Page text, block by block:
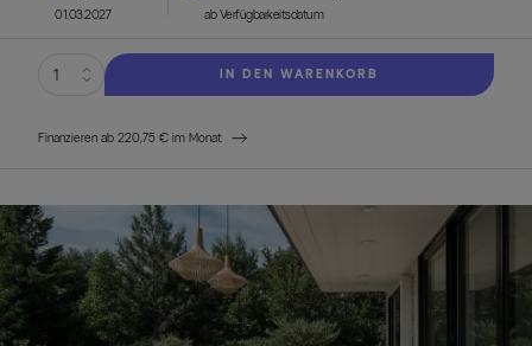
01.03.2027
ab Verfügbarkeitsdatum
IN DEN WARENKORB
Finanzieren ab 220,75 € im Monat